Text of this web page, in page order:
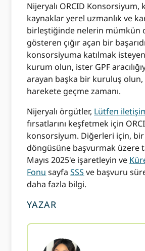
Nijeryalı ORCID Konsorsiyum,
kaynaklar yerel uzmanlık ve
birleştiğinde nelerin mümkün
gösteren çığır açan bir
konsorsiyuma katılmak
kurum olun, ister GPF
arayan başka bir kuruluş olun,
harekete geçme zamanı.
Nijeryalı örgütler, Lütfen
fırsatlarını keşfetmek için
konsorsiyum. Diğerleri için, bir
döngüsüne başvurmak üzere
Mayıs 2025'e işaretleyin ve
Fonu sayfaSSS ve başvuru
daha fazla bilgi.
YAZAR